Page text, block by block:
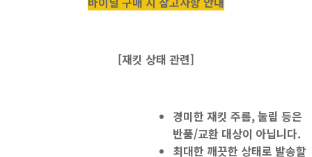
[재킷 상태 관련]
경미한 재킷 주름, 눌림 등은
반품/교환 대상이 아닙니다.
최대한 깨끗한 상태로 발송할